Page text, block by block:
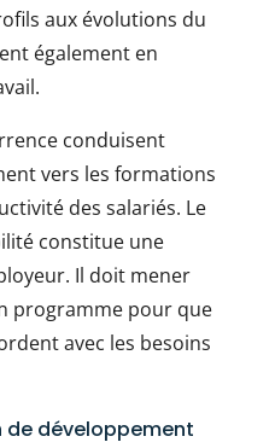
aux évolutions du
également en
conduisent
vers les formations
des salariés. Le
constitue une
Il doit mener
programme pour que
avec les besoins
de développement